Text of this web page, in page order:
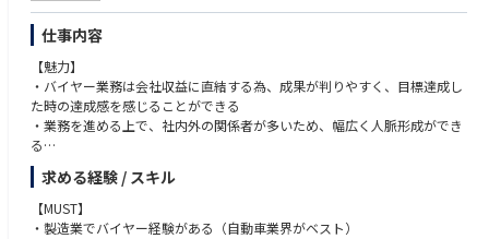
仕事内容
【魅力】
・バイヤー業務は会社収益に直結する為、成果が判りやすく、目標達成し
た時の達成感を感じることができる
・業務を進める上で、社内外の関係者が多いため、幅広く人脈形成ができ
る
・発注金額が大きく、バイヤー一人当たりの取扱い金額が大きい為、責任
感とやりがいを感じることができる
・バイヤーは幅広い知識が必要であるが、充実した社内教育メニューや社
外セミナーも積極的に取り入れおり、自身のスキルアップが可能
求める経験 / スキル
【MUST】
・製造業でバイヤー経験がある（自動車業界がベスト）